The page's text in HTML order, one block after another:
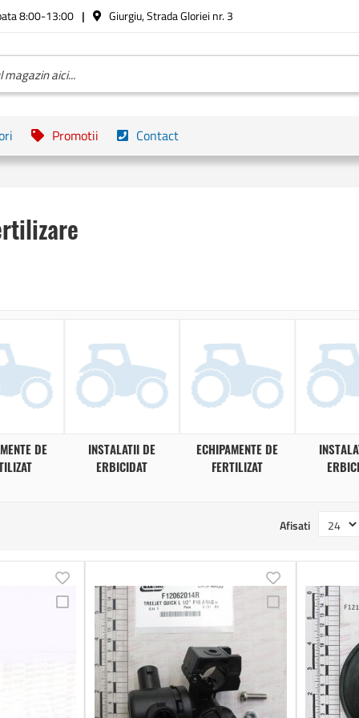
8:00-13:00 Giurgiu, Strada Gloriei nr. 3
Promotii Contact
DE
INSTALATII DE
ERBICIDAT
ECHIPAMENTE DE
FERTILIZAT
Afisati
Adauga
dorinte
Adauga
Comparare
dorinte
Adauga
Comparare